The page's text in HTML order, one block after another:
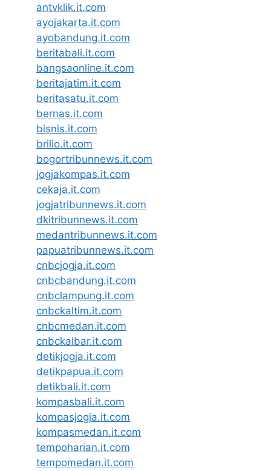
antvklik.it.com
ayojakarta.it.com
ayobandung.it.com
beritabali.it.com
bangsaonline.it.com
beritajatim.it.com
beritasatu.it.com
bernas.it.com
bisnis.it.com
brilio.it.com
bogortribunnews.it.com
jogjakompas.it.com
cekaja.it.com
jogjatribunnews.it.com
dkitribunnews.it.com
medantribunnews.it.com
papuatribunnews.it.com
cnbcjogja.it.com
cnbcbandung.it.com
cnbclampung.it.com
cnbckaltim.it.com
cnbcmedan.it.com
cnbckalbar.it.com
detikjogja.it.com
detikpapua.it.com
detikbali.it.com
kompasbali.it.com
kompasjogja.it.com
kompasmedan.it.com
tempoharian.it.com
tempomedan.it.com